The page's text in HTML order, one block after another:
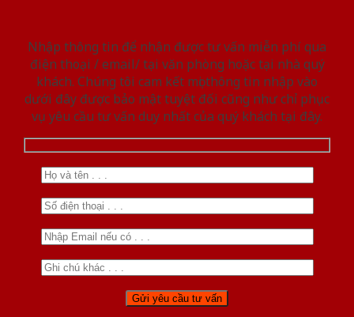
Nhập thông tin để nhận được tư vấn miễn phí qua
điện thoại / email/ tại văn phòng hoặc tại nhà quý
khách. Chúng tôi cam kết mọi thông tin nhập vào
dưới đây được bảo mật tuyệt đối cũng như chỉ phục
vụ yêu cầu tư vấn duy nhất của quý khách tại đây.